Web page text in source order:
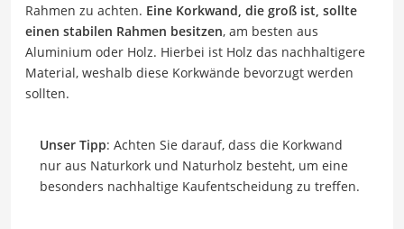
Rahmen zu achten. Eine Korkwand, die groß ist, sollte
einen stabilen Rahmen besitzen, am besten aus
Aluminium oder Holz. Hierbei ist Holz das nachhaltigere
Material, weshalb diese Korkwände bevorzugt werden
sollten.
Unser Tipp: Achten Sie darauf, dass die Korkwand
nur aus Naturkork und Naturholz besteht, um eine
besonders nachhaltige Kaufentscheidung zu treffen.